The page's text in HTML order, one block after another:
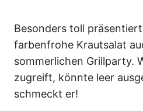
Besonders toll
farbenfrohe Krautsalat
sommerlichen Grillparty.
zugreift, könnte leer
schmeckt er!